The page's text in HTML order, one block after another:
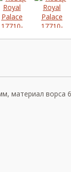
материал ворса